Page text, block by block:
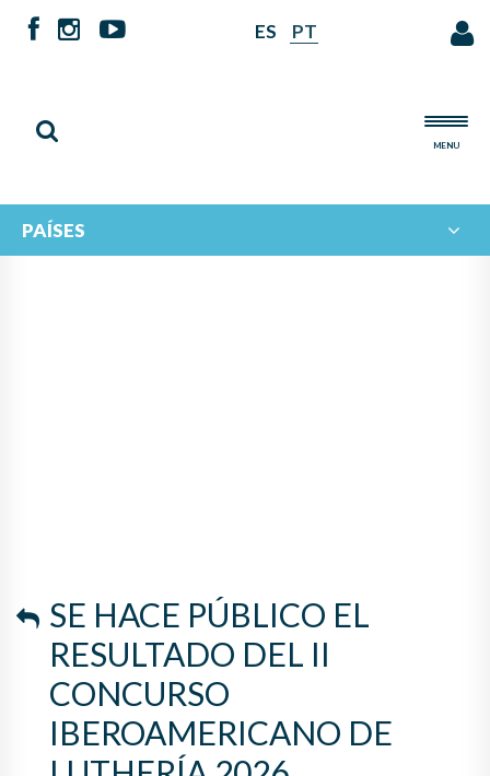
ES PT
MENU
PAÍSES
SE HACE PÚBLICO EL
RESULTADO DEL II
CONCURSO
IBEROAMERICANO DE